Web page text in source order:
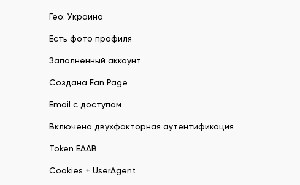
Гео: Украина
Есть фото профиля
Заполненный аккаунт
Создана Fan Page
Email с доступом
Включена двухфакторная аутентификация
Token EAAB
Cookies + UserAgent